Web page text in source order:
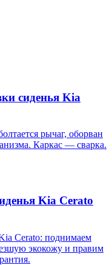
сиденья Kia
рычаг, оборван
Каркас — сварка.
Kia Cerato
Cerato: поднимаем
экокожу и правим